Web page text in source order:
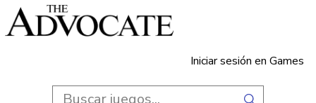
Iniciar sesión en Games